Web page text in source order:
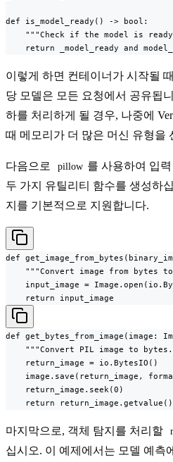
def is_model_ready() -> bool:
"""Check if the model is
return _model_ready and
이렇게 하면 컨테이너가 시작될
당 모델은 모든 요청에서 공유됩
하를 처리하게 될 경우, 나중에
때 메모리가 더 많은 머신 유형을
다음으로 pillow 를 사용하여 입
두 가지 유틸리티 함수를 생성하
지를 기본적으로 지원합니다.
def
"""Convert image from bytes
input_image =
    return input_image
def get_bytes_from_image(image:
"""Convert PIL image to
    return_image = io.BytesIO()
image.save(return_image,
    return_image.seek(0)
    return return_image.getvalue()
마지막으로, 객체 탐지를 처리할
십시오. 이 예제에서는 모델 예측